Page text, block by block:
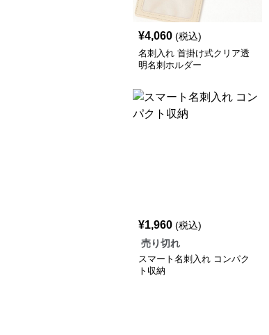
¥4,060 (税込)
名刺入れ 首掛け式クリア透
明名刺ホルダー
¥1,960 (税込)
売り切れ
スマート名刺入れ コンパク
ト収納